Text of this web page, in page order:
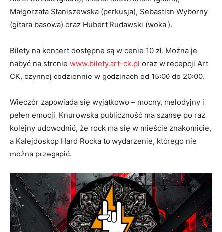
Małgorzata Staniszewska (perkusja), Sebastian Wyborny
(gitara basowa) oraz Hubert Rudawski (wokal).
Bilety na koncert dostępne są w cenie 10 zł. Można je
nabyć na stronie www.bilety.art-ck.pl oraz w recepcji Art
CK, czynnej codziennie w godzinach od 15:00 do 20:00.
Wieczór zapowiada się wyjątkowo – mocny, melodyjny i
pełen emocji. Knurowska publiczność ma szansę po raz
kolejny udowodnić, że rock ma się w mieście znakomicie,
a Kalejdoskop Hard Rocka to wydarzenie, którego nie
można przegapić.